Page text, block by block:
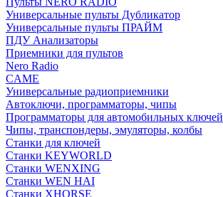
Универсальные пульты Дубликатор
Универсальные пульты ПРАЙМ
ПДУ Анализаторы
Приемники для пультов
Nero Radio
CAME
Универсальные радиоприемники
Автоключи, программаторы, чипы
Программаторы для автомобильных ключей
Чипы, транспондеры, эмуляторы, колбы
Станки для ключей
Станки KEYWORLD
Станки WENXING
Станки WEN HAI
Станки XHORSE